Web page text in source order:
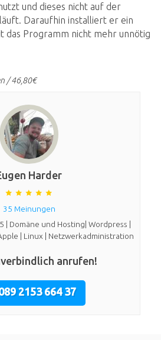
und dieses nicht auf der
Daraufhin installiert er ein
das Programm nicht mehr unnötig
/ 46,80€
Harder
35 Meinungen
Domäne und Hosting| Wordpress |
| Linux | Netzwerkadministration
anrufen!
2153 664 37